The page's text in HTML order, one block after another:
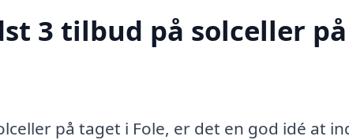
3 tilbud på solceller
på taget i Fole, er det en god idé at